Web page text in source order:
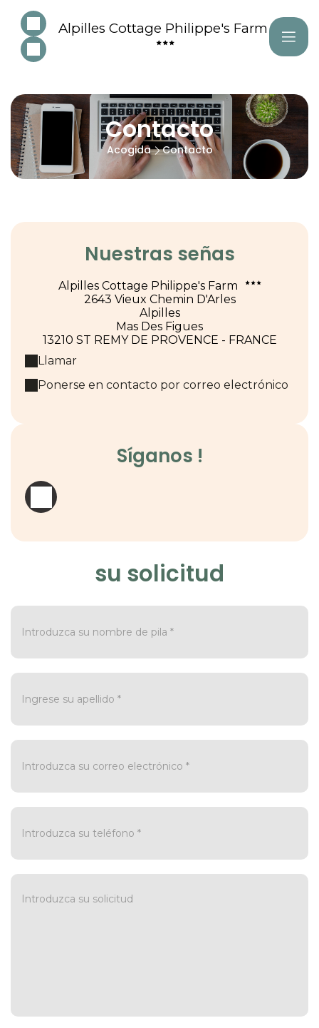
Alpilles Cottage Philippe's Farm
Contacto
Acogida Contacto
su solicitud
Nuestras señas
Alpilles Cottage Philippe's Farm
2643 Vieux Chemin D'Arles
Alpilles
Mas Des Figues
13210 ST REMY DE PROVENCE - FRANCE
Llamar
Ponerse en contacto por correo electrónico
Síganos !